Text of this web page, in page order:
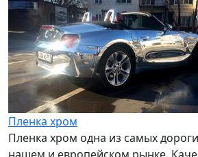
Пленка хром
Пленка хром одна из самых